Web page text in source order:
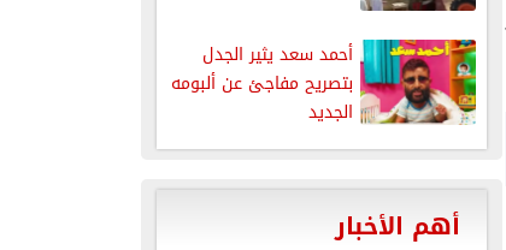
أحمد سعد يثير الجدل
بتصريح مفاجئ عن ألبومه
الجديد
أهم الأخبار